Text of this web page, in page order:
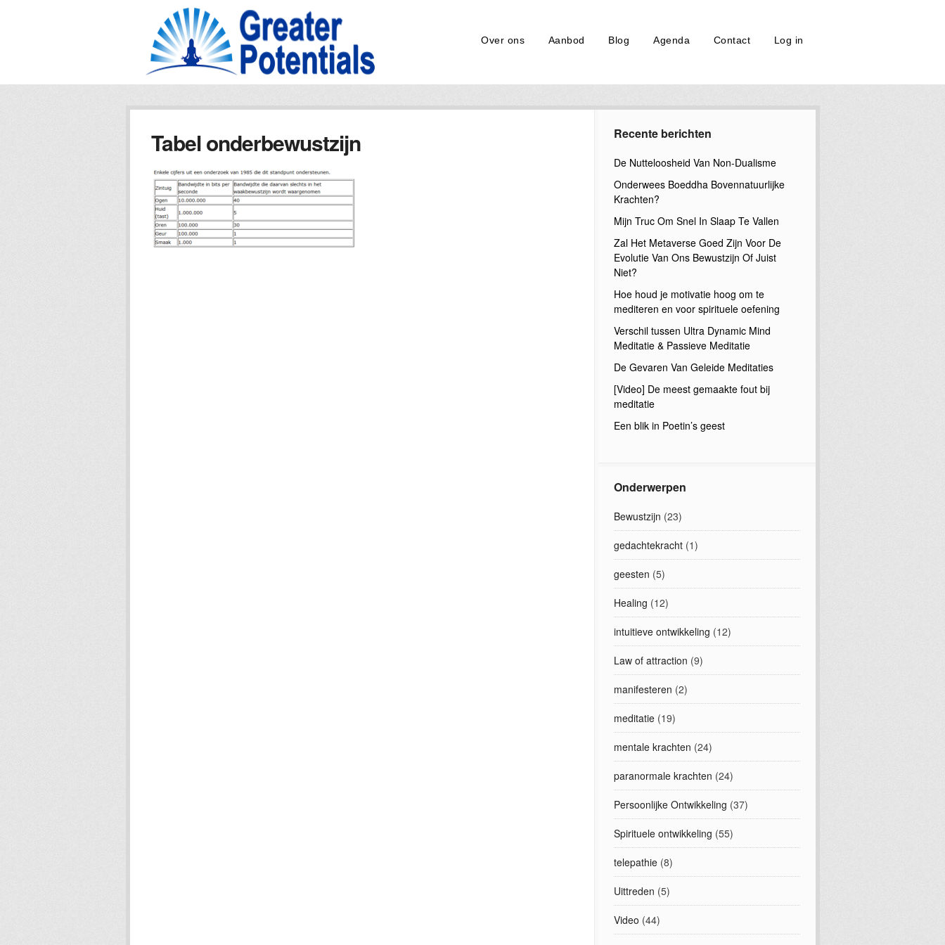
Over ons Aanbod Blog Agenda Contact Log in
Tabel onderbewustzijn Recente berichten
De Nutteloosheid Van Non-Dualisme
Onderwees Boeddha Bovennatuurlijke
Krachten?
Mijn Truc Om Snel In Slaap Te Vallen
Zal Het Metaverse Goed Zijn Voor De
Evolutie Van Ons Bewustzijn Of Juist
Niet?
Hoe houd je motivatie hoog om te
mediteren en voor spirituele oefening
Verschil tussen Ultra Dynamic Mind
Meditatie & Passieve Meditatie
De Gevaren Van Geleide Meditaties
[Video] De meest gemaakte fout bij
meditatie
Een blik in Poetin’s geest
Onderwerpen
Bewustzijn (23)
gedachtekracht(1)
geesten (5)
Healing (12)
intuitieve ontwikkeling (12)
Law of attraction (9)
manifesteren (2)
meditatie(19)
mentale krachten (24)
paranormale krachten (24)
Persoonlijke Ontwikkeling (37)
Spirituele ontwikkeling (55)
telepathie(8)
Uittreden (5)
Video (44)